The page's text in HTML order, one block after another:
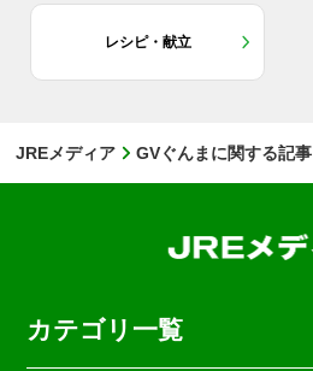
レシピ・献立
JREメディア GVぐんまに関する記事
カテゴリ一覧